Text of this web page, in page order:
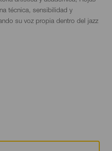
técnica, sensibilidad y
su voz propia dentro del jazz